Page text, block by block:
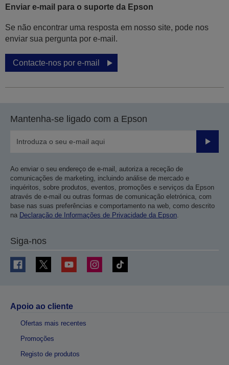
Enviar e-mail para o suporte da Epson
Se não encontrar uma resposta em nosso site, pode nos
enviar sua pergunta por e-mail.
Contacte-nos por e-mail
Mantenha-se ligado com a Epson
Enviar
Ao enviar o seu endereço de e-mail, autoriza a receção de
comunicações de marketing, incluindo análise de mercado e
inquéritos, sobre produtos, eventos, promoções e serviços da Epson
através de e-mail ou outras formas de comunicação eletrónica, com
base nas suas preferências e comportamento na web, como descrito
na Declaração de Informações de Privacidade da Epson.
Siga-nos
Apoio ao cliente
Ofertas mais recentes
Promoções
Registo de produtos